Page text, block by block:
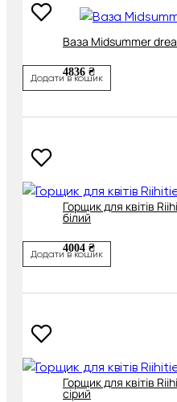
Ваза Midsummer
4836 ₴
Додати в кошик
Горщик для квітів
білий
4004 ₴
Додати в кошик
Горщик для квітів
сірий